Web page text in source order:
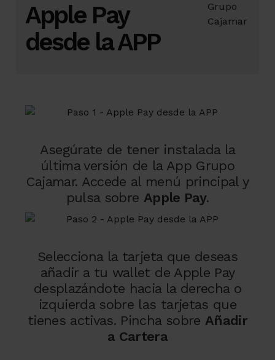
Apple Pay
desde la APP
Asegúrate de tener instalada la
última versión de la App Grupo
Cajamar. Accede al menú principal y
pulsa sobre Apple Pay.
Selecciona la tarjeta que deseas
añadir a tu wallet de Apple Pay
desplazándote hacia la derecha o
izquierda sobre las tarjetas que
tienes activas. Pincha sobre Añadir
a Cartera